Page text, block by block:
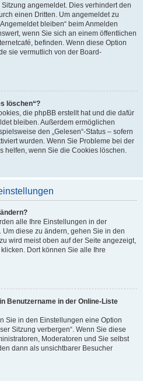
angemeldet. Dies verhindert den
einen Dritten. Um angemeldet zu
bleiben“ beim Anmelden
wenn Sie sich an einem öffentlichen
befinden. Wenn diese Option
sie vermutlich von der Board-
löschen“?
die phpBB erstellt hat und die dafür
bleiben. Außerdem ermöglichen
den „Gelesen“-Status – sofern
wurden. Wenn Sie Probleme bei der
helfen, wenn Sie die Cookies löschen.
alle Ihre Einstellungen in der
diese zu ändern, gehen Sie in den
wird meist oben auf der Seite angezeigt,
Dort können Sie alle Ihre
Benutzername in der Online-Liste
Sie in den Einstellungen eine Option
Sitzung verbergen“. Wenn Sie diese
Moderatoren und Sie selbst
dann als unsichtbarer Besucher